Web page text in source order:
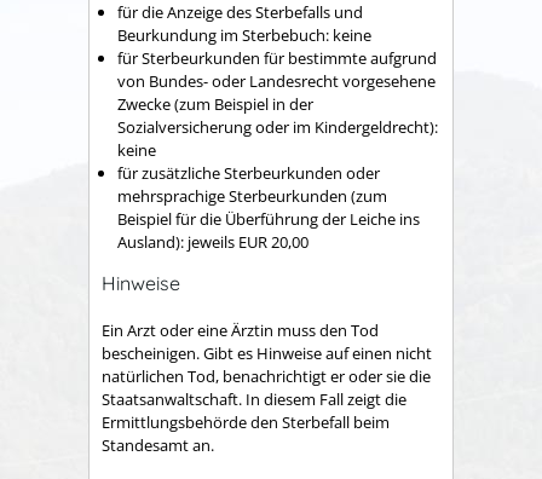
für die Anzeige des Sterbefalls und
Beurkundung im Sterbebuch: keine
für Sterbeurkunden für bestimmte aufgrund
von Bundes- oder Landesrecht vorgesehene
Zwecke (zum Beispiel in der
Sozialversicherung oder im Kindergeldrecht):
keine
für zusätzliche Sterbeurkunden oder
mehrsprachige Sterbeurkunden (zum
Beispiel für die Überführung der Leiche ins
Ausland): jeweils EUR 20,00
Hinweise
Ein Arzt oder eine Ärztin muss den Tod
bescheinigen. Gibt es Hinweise auf einen nicht
natürlichen Tod, benachrichtigt er oder sie die
Staatsanwaltschaft. In diesem Fall zeigt die
Ermittlungsbehörde den Sterbefall beim
Standesamt an.